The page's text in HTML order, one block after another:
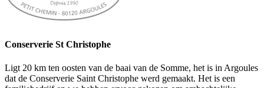
Conserverie St Christophe
Ligt 20 km ten oosten van de baai van de Somme, het is in Argoules
dat de Conserverie Saint Christophe werd gemaakt. Het is een